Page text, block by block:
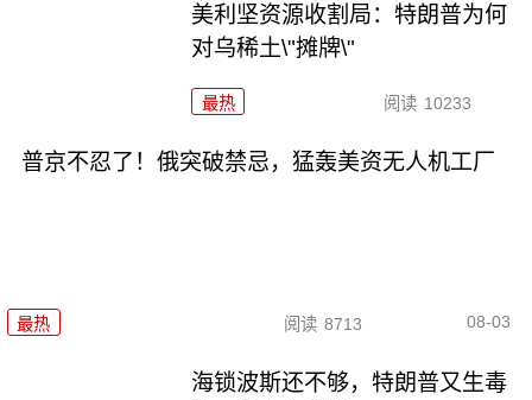
美利坚资源收割局：特朗普为何
对乌稀土\"摊牌\"
最热 阅读 10233
普京不忍了！俄突破禁忌，猛轰美资无人机工厂
最热 阅读 8713 08-03
海锁波斯还不够，特朗普又生毒